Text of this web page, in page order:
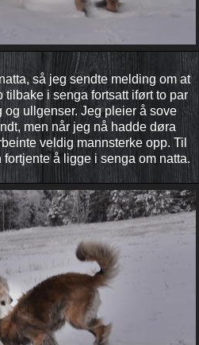
så jeg sendte melding om at
i senga fortsatt iført to par
ullgenser. Jeg pleier å sove
men når jeg nå hadde døra
veldig mannsterke opp. Til
å ligge i senga om natta.